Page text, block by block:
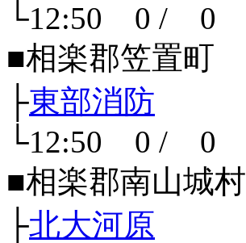
└12:50 0 / 0
■相楽郡笠置町
├東部消防
└12:50 0 / 0
■相楽郡南山城村
├北大河原